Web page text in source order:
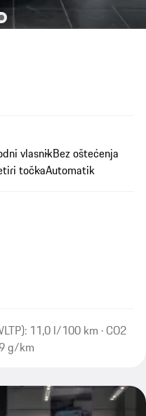
vlasnikBez oštećenja
točkaAutomatik
11,0 l/100 km · CO2
g/km